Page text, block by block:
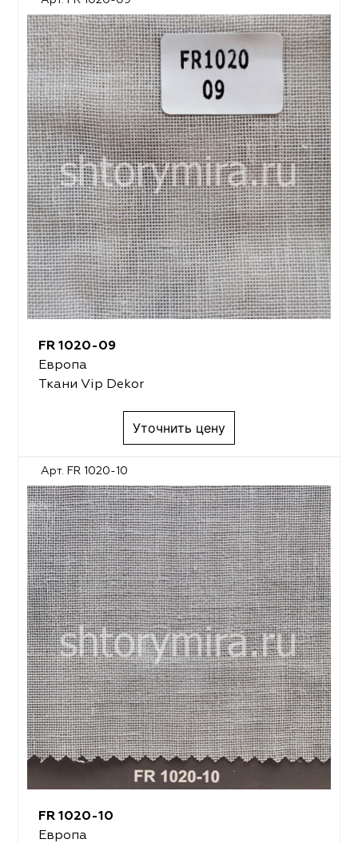
FR 1020-09
Европа
Ткани Vip Dekor
Уточнить цену
Арт. FR 1020-10
FR 1020-10
Европа